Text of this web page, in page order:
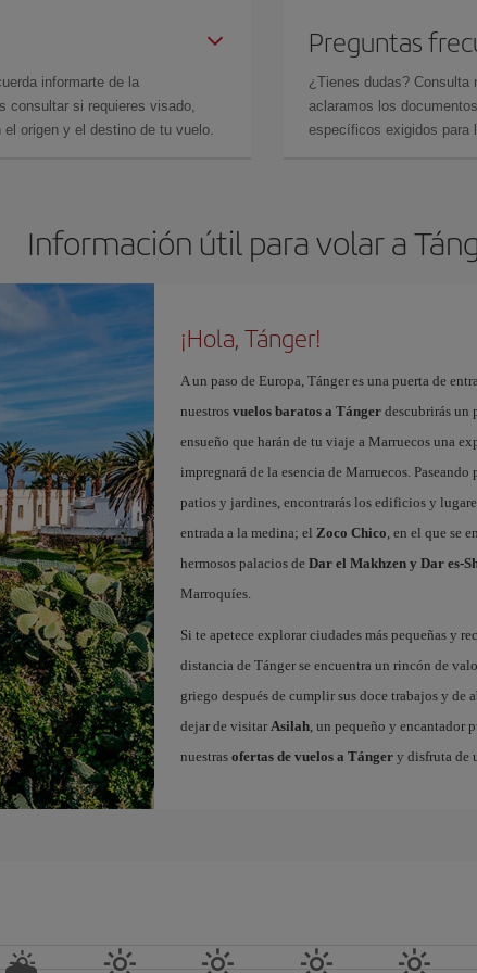
informarte de la
consultar si requieres visado,
origen y el destino de tu vuelo.
Preguntas
¿Tienes dudas? Consulta
aclaramos los
específicos exigidos para
Información útil para volar a
¡Hola, Tánger!
A un paso de Europa, Tánger es una puerta de
nuestros vuelos baratos a Tángerdescubrirás un
ensueño que harán de tu viaje a Marruecos una
impregnará de la esencia de Marruecos.
patios y jardines, encontrarás los edificios y
entrada a la medina; el Zoco Chico, en el que se
hermosos palacios de Dar el Makhzen y Dar es-
Marroquíes.
Si te apetece explorar ciudades más pequeñas y
distancia de Tánger se encuentra un rincón de
griego después de cumplir sus doce trabajos y
dejar de visitar Asilah, un pequeño y encantador
nuestras ofertas de vuelos a Tángery disfruta de